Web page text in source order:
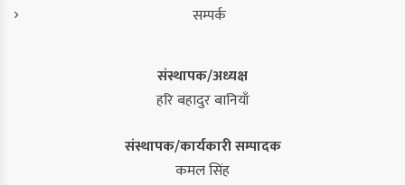
सम्पर्क
संस्थापक/अध्यक्ष
हरि बहादुर बानियाँ
संस्थापक/कार्यकारी सम्पादक
कमल सिंह